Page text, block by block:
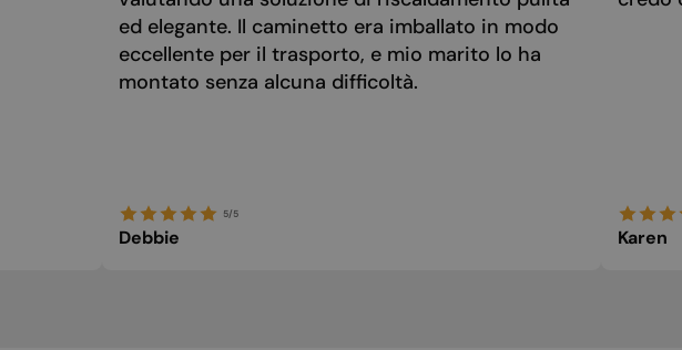
ed elegante. Il caminetto era imballato in modo
eccellente per il trasporto, e mio marito lo ha
montato senza alcuna difficoltà.
5/5
Debbie Karen